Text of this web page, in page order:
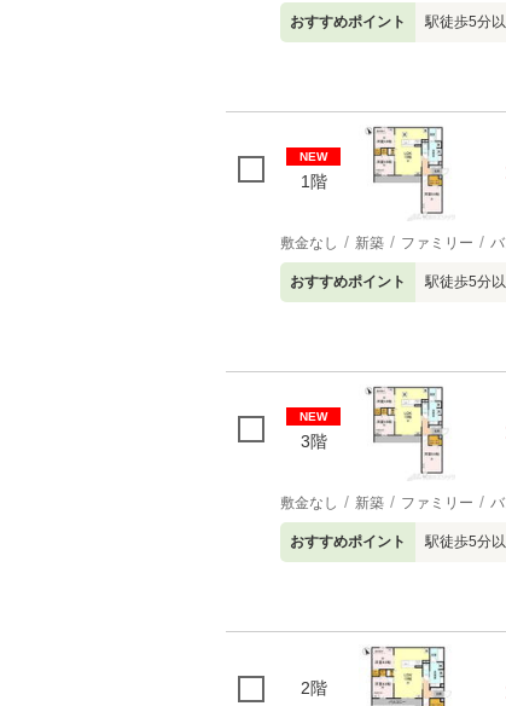
おすすめポイント 駅徒歩5分
NEW
1階
敷金なし 新築 ファミリー
おすすめポイント 駅徒歩5分
NEW
3階
敷金なし 新築 ファミリー
おすすめポイント 駅徒歩5分
2階